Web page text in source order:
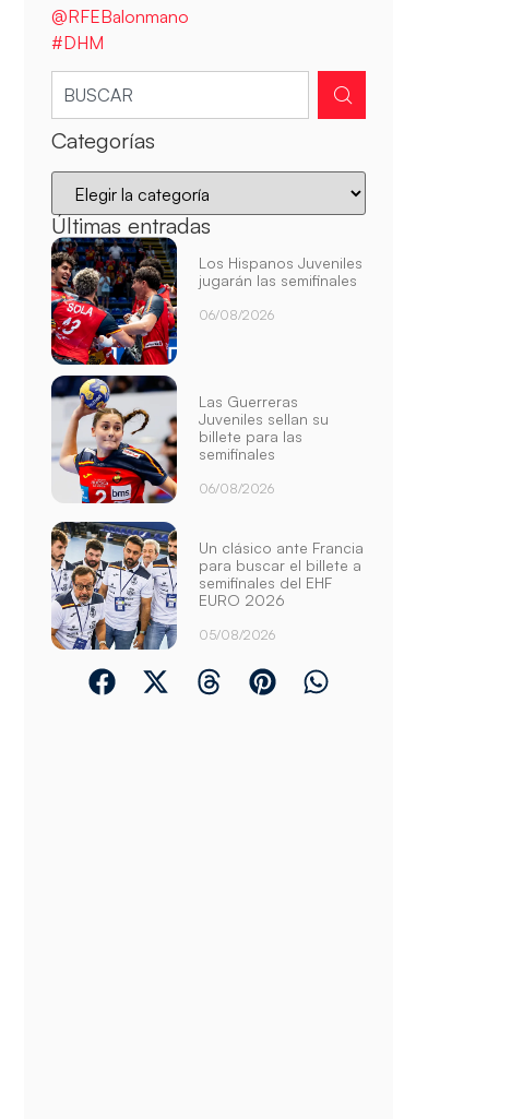
@RFEBalonmano
#DHM
Categorías
Últimas entradas
Los Hispanos Juveniles
jugarán las semifinales
06/08/2026
Las Guerreras
Juveniles sellan su
billete para las
semifinales
06/08/2026
Un clásico ante Francia
para buscar el billete a
semifinales del EHF
EURO 2026
05/08/2026